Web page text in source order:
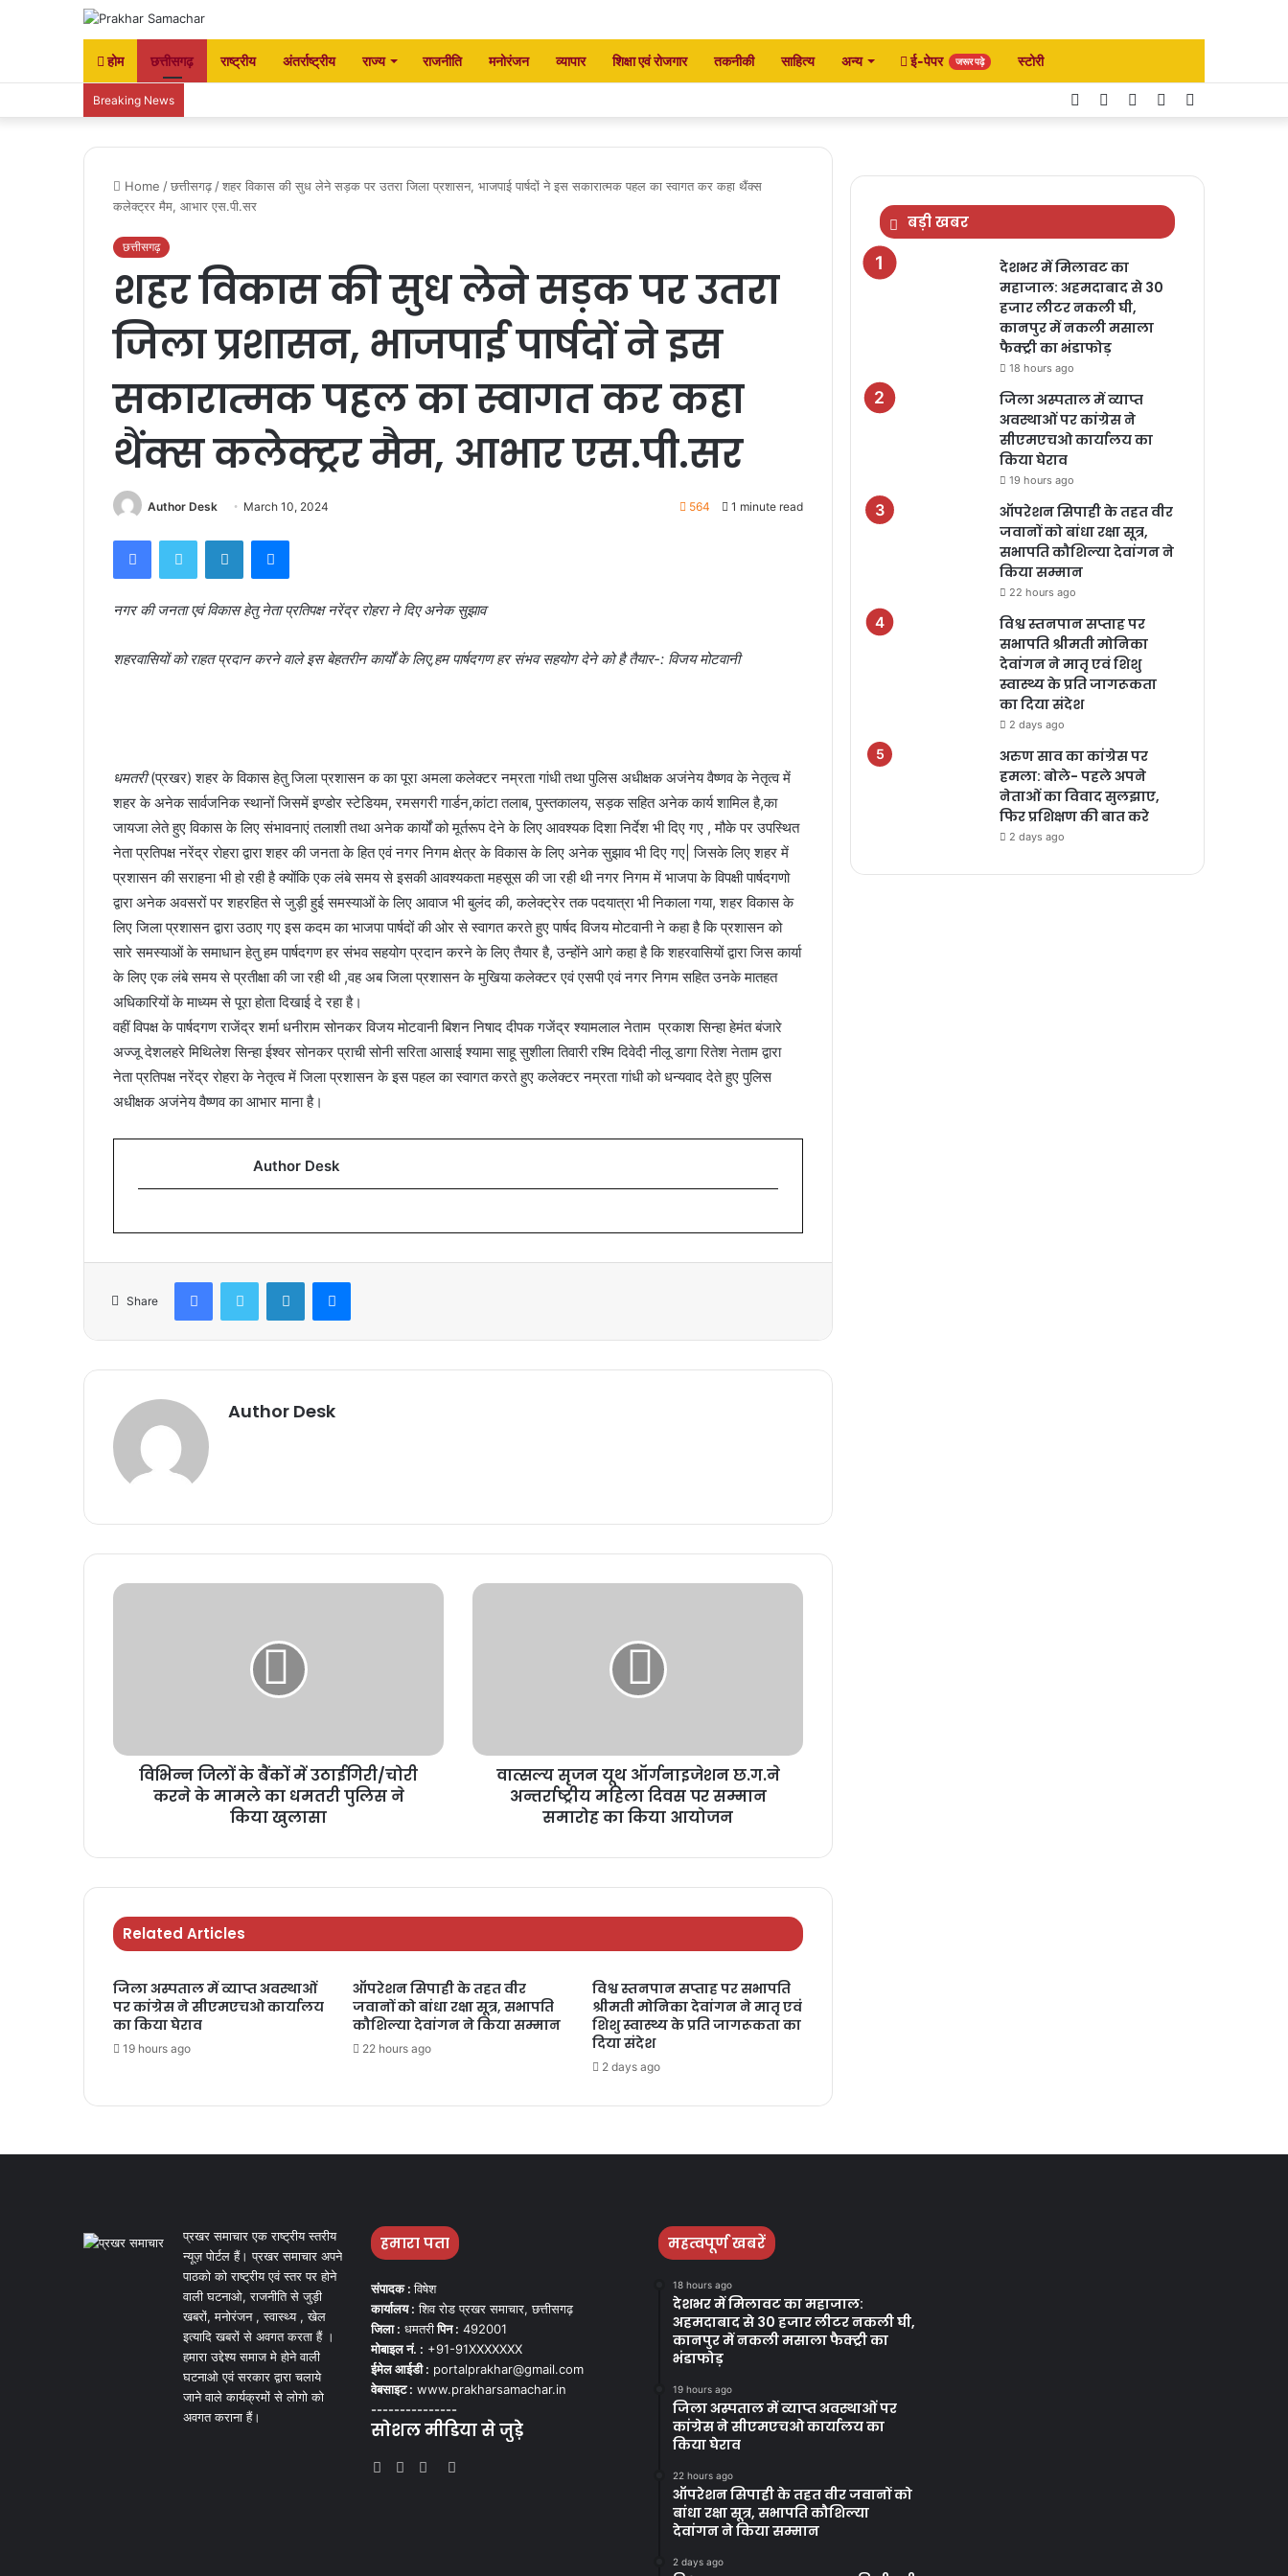
होम छत्तीसगढ़ राष्ट्रीय अंतर्राष्ट्रीय राज्य राजनीति मनोरंजन व्यापार शिक्षा एवं रोजगार तकनीकी साहित्य अन्य ई-पेपर जरूर पढ़े स्टोरी
Breaking News Instagram
YouTube
Twitter
Facebook
Home /छत्तीसगढ़ /शहर विकास की सुध लेने सड़क पर उतरा जिला प्रशासन, भाजपाई पार्षदों ने इस सकारात्मक पहल का स्वागत कर कहा थैंक्स
कलेक्ट्रर मैम, आभार एस.पी.सर
छत्तीसगढ़
शहर विकास की सुध लेने सड़क पर उतरा
जिला प्रशासन, भाजपाई पार्षदों ने इस
सकारात्मक पहल का स्वागत कर कहा
थैंक्स कलेक्ट्रर मैम, आभार एस.पी.सर
Author Desk March 10, 2024 564 1 minute read
FacebookTwitter LinkedInMessenger
नगर की जनता एवं विकास हेतु नेता प्रतिपक्ष नरेंद्र रोहरा ने दिए अनेक सुझाव
शहरवासियों को राहत प्रदान करने वाले इस बेहतरीन कार्यों के लिए,हम पार्षदगण हर संभव सहयोग देने को है तैयार-: विजय मोटवानी
धमतरी(प्रखर) शहर के विकास हेतु जिला प्रशासन क का पूरा अमला कलेक्टर नम्रता गांधी तथा पुलिस अधीक्षक अजंनेय वैष्णव के नेतृत्व में
शहर के अनेक सार्वजनिक स्थानों जिसमें इण्डोर स्टेडियम, रमसगरी गार्डन,कांटा तलाब, पुस्तकालय, सड़क सहित अनेक कार्य शामिल है,का
जायजा लेते हुए विकास के लिए संभावनाएं तलाशी तथा अनेक कार्यों को मूर्तरूप देने के लिए आवश्यक दिशा निर्देश भी दिए गए , मौके पर उपस्थित
नेता प्रतिपक्ष नरेंद्र रोहरा द्वारा शहर की जनता के हित एवं नगर निगम क्षेत्र के विकास के लिए अनेक सुझाव भी दिए गए| जिसके लिए शहर में
प्रशासन की सराहना भी हो रही है क्योंकि एक लंबे समय से इसकी आवश्यकता महसूस की जा रही थी नगर निगम में भाजपा के विपक्षी पार्षदगणो
द्वारा अनेक अवसरों पर शहरहित से जुड़ी हुई समस्याओं के लिए आवाज भी बुलंद की, कलेक्ट्रेर तक पदयात्रा भी निकाला गया, शहर विकास के
लिए जिला प्रशासन द्वारा उठाए गए इस कदम का भाजपा पार्षदों की ओर से स्वागत करते हुए पार्षद विजय मोटवानी ने कहा है कि प्रशासन को
सारे समस्याओं के समाधान हेतु हम पार्षदगण हर संभव सहयोग प्रदान करने के लिए तैयार है, उन्होंने आगे कहा है कि शहरवासियों द्वारा जिस कार्या
के लिए एक लंबे समय से प्रतीक्षा की जा रही थी ,वह अब जिला प्रशासन के मुखिया कलेक्टर एवं एसपी एवं नगर निगम सहित उनके मातहत
अधिकारियों के माध्यम से पूरा होता दिखाई दे रहा है।
वहीं विपक्ष के पार्षदगण राजेंद्र शर्मा धनीराम सोनकर विजय मोटवानी बिशन निषाद दीपक गजेंद्र श्यामलाल नेताम प्रकाश सिन्हा हेमंत बंजारे
अज्जू देशलहरे मिथिलेश सिन्हा ईश्वर सोनकर प्राची सोनी सरिता आसाई श्यामा साहू सुशीला तिवारी रश्मि दिवेदी नीलू डागा रितेश नेताम द्वारा
नेता प्रतिपक्ष नरेंद्र रोहरा के नेतृत्व में जिला प्रशासन के इस पहल का स्वागत करते हुए कलेक्टर नम्रता गांधी को धन्यवाद देते हुए पुलिस
अधीक्षक अजंनेय वैष्णव का आभार माना है।
Author Desk
Share
FacebookTwitter LinkedInMessenger
Author Desk
विभिन्न जिलों के बैंकों में उठाईगिरी/चोरी
करने के मामले का धमतरी पुलिस ने
किया खुलासा
वात्सल्य सृजन यूथ ऑर्गनाइजेशन छ.ग.ने
अन्तर्राष्ट्रीय महिला दिवस पर सम्मान
समारोह का किया आयोजन
Related Articles
जिला अस्पताल में व्याप्त अवस्थाओं
पर कांग्रेस ने सीएमएचओ कार्यालय
का किया घेराव
19 hours ago
ऑपरेशन सिपाही के तहत वीर
जवानों को बांधा रक्षा सूत्र, सभापति
कौशिल्या देवांगन ने किया सम्मान
22 hours ago
विश्व स्तनपान सप्ताह पर सभापति
श्रीमती मोनिका देवांगन ने मातृ एवं
शिशु स्वास्थ्य के प्रति जागरूकता का
दिया संदेश
2 days ago
बड़ी खबर
देशभर में मिलावट का
महाजाल: अहमदाबाद से 30
हजार लीटर नकली घी,
कानपुर में नकली मसाला
फैक्ट्री का भंडाफोड़
18 hours ago
जिला अस्पताल में व्याप्त
अवस्थाओं पर कांग्रेस ने
सीएमएचओ कार्यालय का
किया घेराव
19 hours ago
ऑपरेशन सिपाही के तहत वीर
जवानों को बांधा रक्षा सूत्र,
सभापति कौशिल्या देवांगन ने
किया सम्मान
22 hours ago
विश्व स्तनपान सप्ताह पर
सभापति श्रीमती मोनिका
देवांगन ने मातृ एवं शिशु
स्वास्थ्य के प्रति जागरूकता
का दिया संदेश
2 days ago
अरुण साव का कांग्रेस पर
हमला: बोले- पहले अपने
नेताओं का विवाद सुलझाए,
फिर प्रशिक्षण की बात करे
2 days ago
प्रखर समाचार एक राष्ट्रीय स्तरीय
न्यूज़ पोर्टल हैं। प्रखर समाचार अपने
पाठको को राष्ट्रीय एवं स्तर पर होने
वाली घटनाओ, राजनीति से जुड़ी
खबरों, मनोरंजन , स्वास्थ्य , खेल
इत्यादि खबरों से अवगत करता हैं ।
हमारा उद्देश्य समाज मे होने वाली
घटनाओ एवं सरकार द्वारा चलाये
जाने वाले कार्यक्रमों से लोगो को
अवगत कराना हैं।
हमारा पता
संपादक :विषेश
कार्यालय : शिव रोड प्रखर समाचार, छत्तीसगढ़
जिला : धमतरीपिन : 492001
मोबाइल नं. : +91-91XXXXXXX
ईमेल आईडी : portalprakhar@gmail.com
वेबसाइट : www.prakharsamachar.in
---------------
सोशल मीडिया से जुड़े
Facebook
TwitterYouTube
Instagram
महत्वपूर्ण खबरें
18 hours ago
देशभर में मिलावट का महाजाल:
अहमदाबाद से 30 हजार लीटर नकली घी,
कानपुर में नकली मसाला फैक्ट्री का
भंडाफोड़
19 hours ago
जिला अस्पताल में व्याप्त अवस्थाओं पर
कांग्रेस ने सीएमएचओ कार्यालय का
किया घेराव
22 hours ago
ऑपरेशन सिपाही के तहत वीर जवानों को
बांधा रक्षा सूत्र, सभापति कौशिल्या
देवांगन ने किया सम्मान
2 days ago